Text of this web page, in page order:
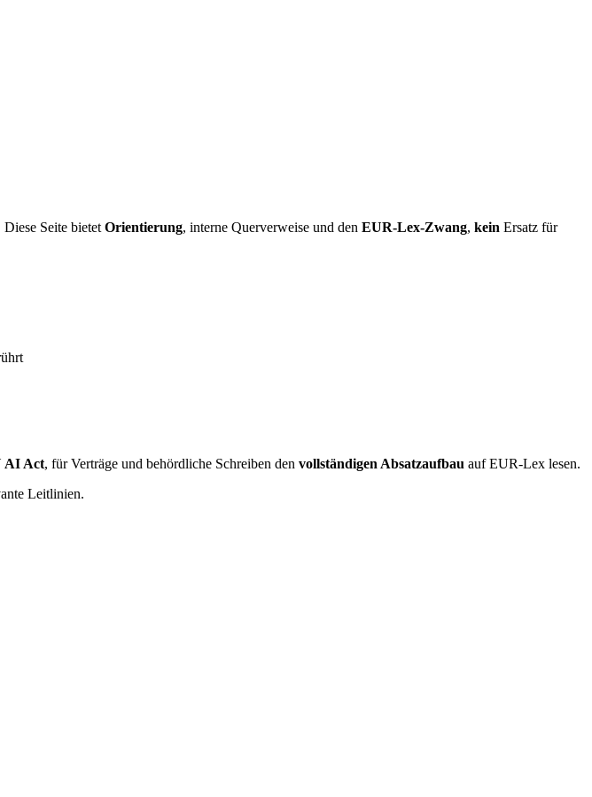
Diese Seite bietet Orientierung, interne Querverweise und den EUR-Lex-Zwang, kein Ersatz für
AI Act, für Verträge und behördliche Schreiben den vollständigen Absatzaufbau auf EUR-Lex lesen.
Leitlinien.